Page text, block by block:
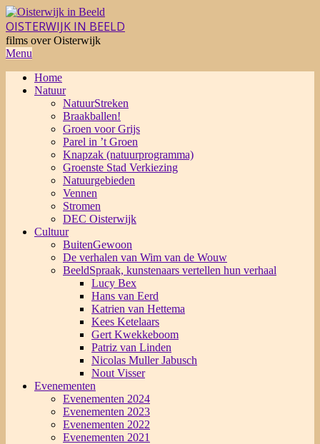
Skip
to
content
OISTERWIJK IN BEELD
films over Oisterwijk
Primary
Menu
Menu
Home
Natuur
NatuurStreken
Braakballen!
Groen voor Grijs
Parel in ’t Groen
Knapzak (natuurprogramma)
Groenste Stad Verkiezing
Natuurgebieden
Vennen
Stromen
DEC Oisterwijk
Cultuur
BuitenGewoon
De verhalen van Wim van de Wouw
BeeldSpraak, kunstenaars vertellen hun verhaal
Lucy Bex
Hans van Eerd
Katrien van Hettema
Kees Ketelaars
Gert Kwekkeboom
Patriz van Linden
Nicolas Muller Jabusch
Nout Visser
Evenementen
Evenementen 2024
Evenementen 2023
Evenementen 2022
Evenementen 2021